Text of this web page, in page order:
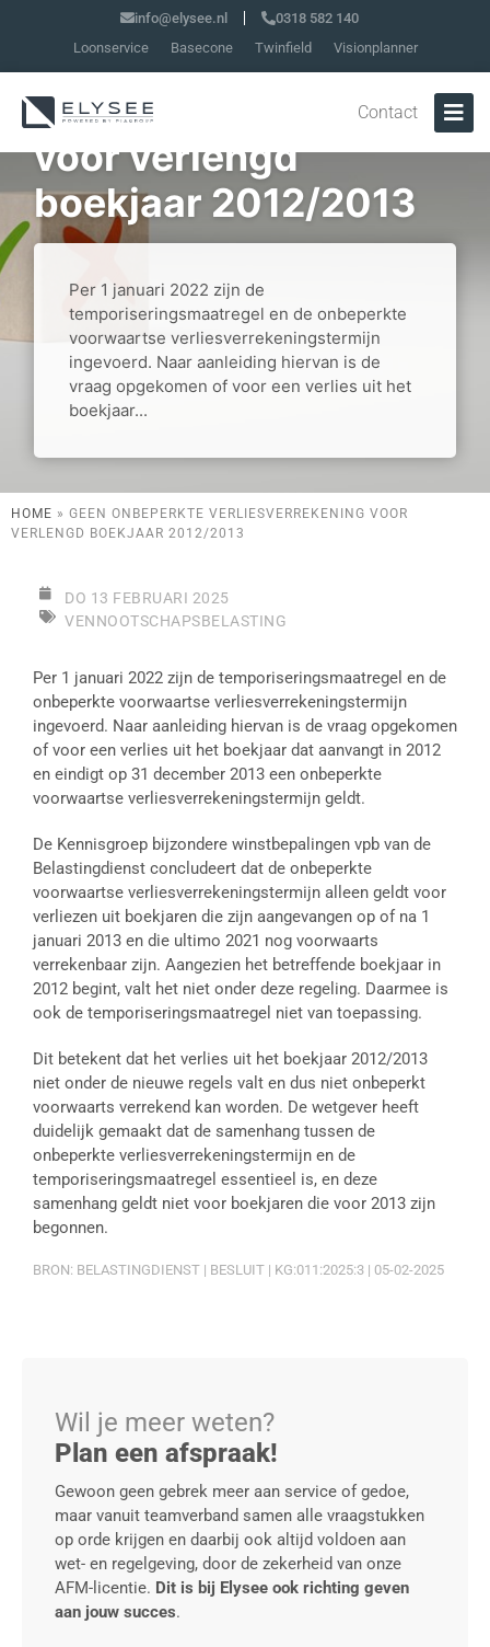
info@elysee.nl
0318 582 140
Loonservice
Basecone Twinfield Visionplanner
Contact
Geen onbeperkte
verliesverrekening
voor verlengd
boekjaar 2012/2013
Per 1 januari 2022 zijn de
temporiseringsmaatregel en de onbeperkte
voorwaartse verliesverrekeningstermijn
ingevoerd. Naar aanleiding hiervan is de
vraag opgekomen of voor een verlies uit het
boekjaar...
HOME » GEEN ONBEPERKTE VERLIESVERREKENING VOOR
VERLENGD BOEKJAAR 2012/2013
DO 13 FEBRUARI 2025
VENNOOTSCHAPSBELASTING
Per 1 januari 2022 zijn de temporiseringsmaatregel en de
onbeperkte voorwaartse verliesverrekeningstermijn
ingevoerd. Naar aanleiding hiervan is de vraag opgekomen
of voor een verlies uit het boekjaar dat aanvangt in 2012
en eindigt op 31 december 2013 een onbeperkte
voorwaartse verliesverrekeningstermijn geldt.
De Kennisgroep bijzondere winstbepalingen vpb van de
Belastingdienst concludeert dat de onbeperkte
voorwaartse verliesverrekeningstermijn alleen geldt voor
verliezen uit boekjaren die zijn aangevangen op of na 1
januari 2013 en die ultimo 2021 nog voorwaarts
verrekenbaar zijn. Aangezien het betreffende boekjaar in
2012 begint, valt het niet onder deze regeling. Daarmee is
ook de temporiseringsmaatregel niet van toepassing.
Dit betekent dat het verlies uit het boekjaar 2012/2013
niet onder de nieuwe regels valt en dus niet onbeperkt
voorwaarts verrekend kan worden. De wetgever heeft
duidelijk gemaakt dat de samenhang tussen de
onbeperkte verliesverrekeningstermijn en de
temporiseringsmaatregel essentieel is, en deze
samenhang geldt niet voor boekjaren die voor 2013 zijn
begonnen.
BRON: BELASTINGDIENST | BESLUIT | KG:011:2025:3 | 05-02-2025
Wil je meer weten?
Plan een afspraak!
Gewoon geen gebrek meer aan service of gedoe,
maar vanuit teamverband samen alle vraagstukken
op orde krijgen en daarbij ook altijd voldoen aan
wet- en regelgeving, door de zekerheid van onze
AFM-licentie. Dit is bij Elysee ook richting geven
aan jouw succes.